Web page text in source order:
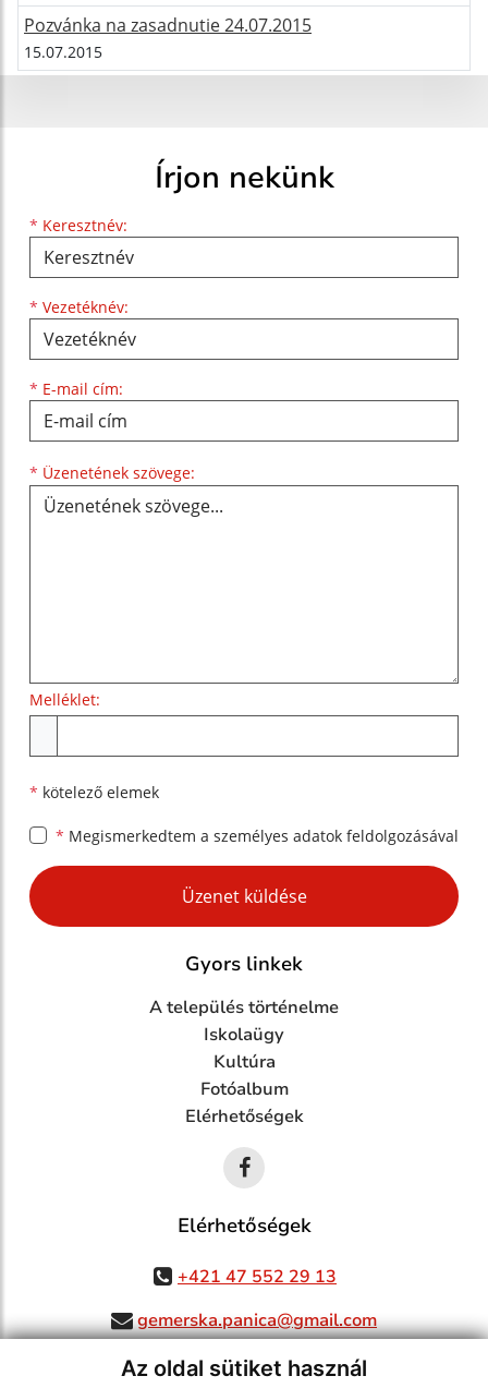
Az oldal sütiket használ
Pozvánka na zasadnutie 24.07.2015
15.07.2015
Írjon nekünk
* Keresztnév:
Keresztnév
* Vezetéknév:
Vezetéknév
* E-mail cím:
E-mail cím
* Üzenetének szövege:
Melléklet:
* kötelező elemek
* Megismerkedtem a személyes adatok feldolgozásával
Google reCaptcha Response
Üzenet küldése
Gyors linkek
A település történelme
Iskolaügy
Kultúra
Fotóalbum
Elérhetőségek
Elérhetőségek
+421 47 552 29 13
gemerska.panica@gmail.com